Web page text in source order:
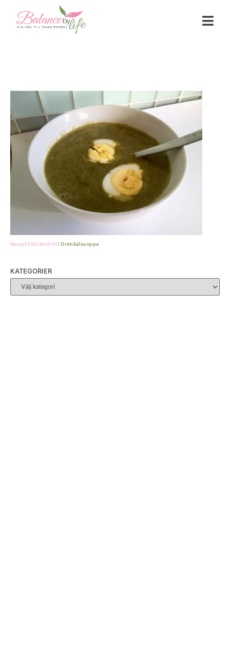
Recept | Glutenfritt |Grönkålssoppa
KATEGORIER